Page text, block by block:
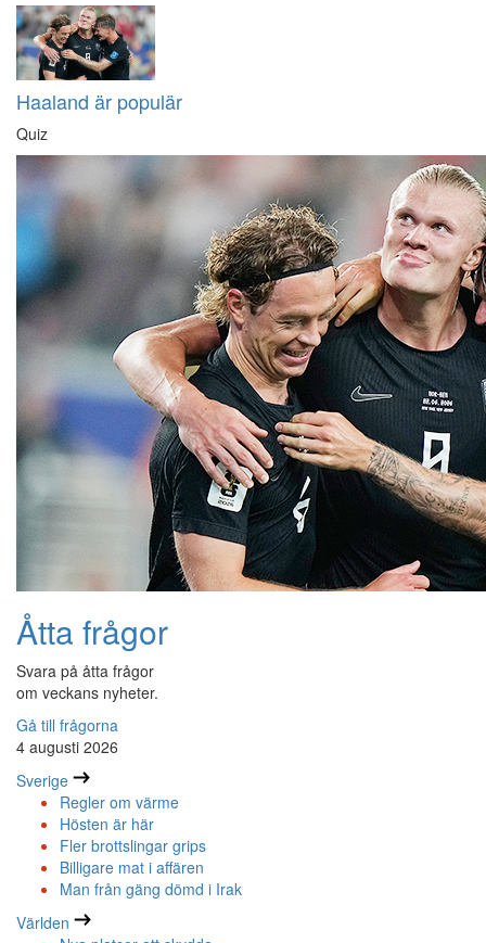
Haaland är populär
Quiz
Åtta frågor
Svara på åtta frågor
om veckans nyheter.
Gå till frågorna
4 augusti 2026
Sverige
Regler om värme
Hösten är här
Fler brottslingar grips
Billigare mat i affären
Man från gäng dömd i Irak
Världen